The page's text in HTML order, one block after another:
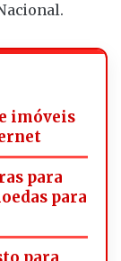
imóveis
para
para